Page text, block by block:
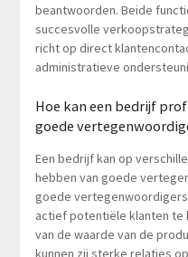
beantwoorden. Beide
succesvolle
richt op direct
administratieve
Hoe kan een bedrijf
goede
Een bedrijf kan op
hebben van goede
goede
actief potentiële klanten te
van de waarde van de
kunnen zij sterke relaties